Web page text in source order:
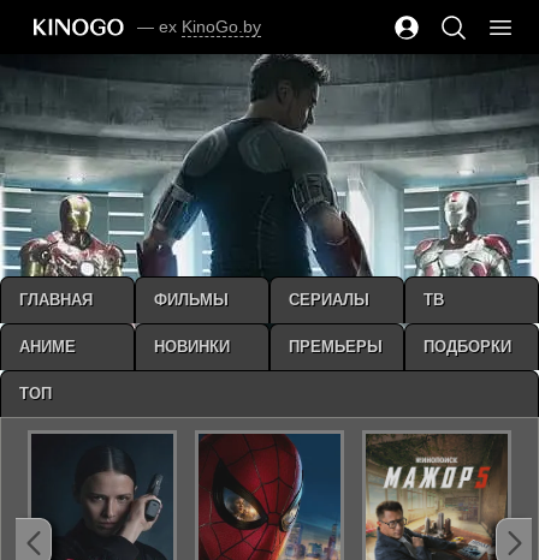
— ex KinoGo.by
ГЛАВНАЯ ФИЛЬМЫ СЕРИАЛЫ ТВ
АНИМЕ НОВИНКИ ПРЕМЬЕРЫ ПОДБОРКИ
ТОП